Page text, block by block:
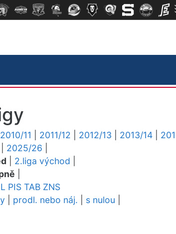
2010/11 2011/12 2012/13 2013/14
2025/26
2.liga východ
PIS TAB ZNS
prodl. nebo náj. s nulou